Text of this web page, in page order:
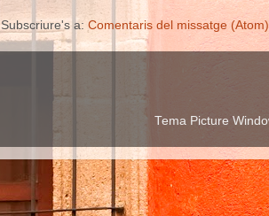
Subscriure's a: Comentaris del missatge (Atom)
Tema Picture